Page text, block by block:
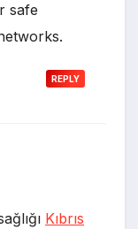
safe
REPLY
Kıbrıs